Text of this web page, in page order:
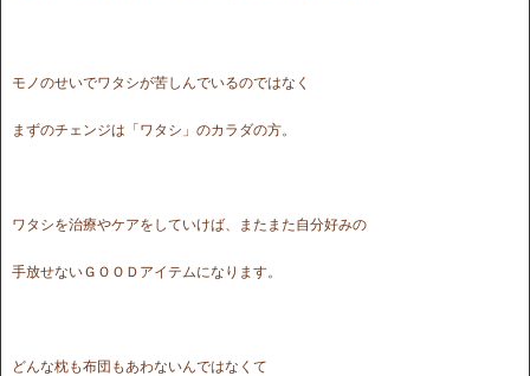
モノのせいでワタシが苦しんでいるのではなく
まずのチェンジは「ワタシ」のカラダの方。
ワタシを治療やケアをしていけば、またまた自分好みの
手放せないＧＯＯＤアイテムになります。
どんな枕も布団もあわないんではなくて